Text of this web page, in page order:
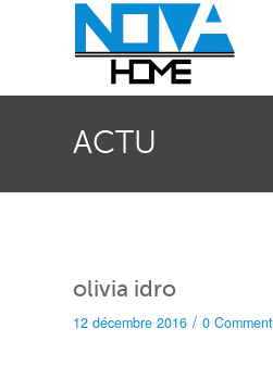
ACTU
olivia idro
12 décembre 2016 / 0